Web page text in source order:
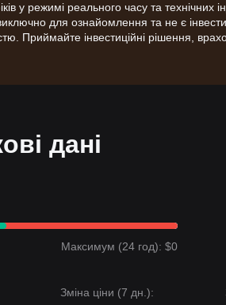
у режимі реального часу та технічних
для ознайомлення та не є
Приймайте інвестиційні рішення,
дані
Максимум (24 год): $0
Зміна ціни (7 дн.):